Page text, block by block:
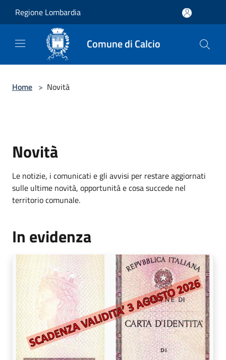
Regione Lombardia
Comune di Calcio
Home > Novità
Novità
Le notizie, i comunicati e gli avvisi per restare aggiornati
sulle ultime novità, opportunità e cosa succede nel
territorio comunale.
In evidenza